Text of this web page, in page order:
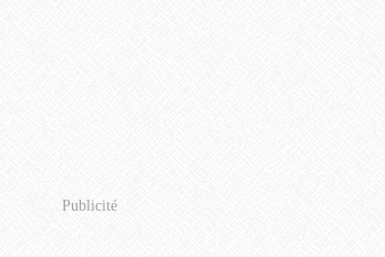
Publicité